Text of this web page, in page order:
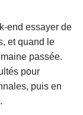
end essayer de
et quand le
passée.
pour
puis en